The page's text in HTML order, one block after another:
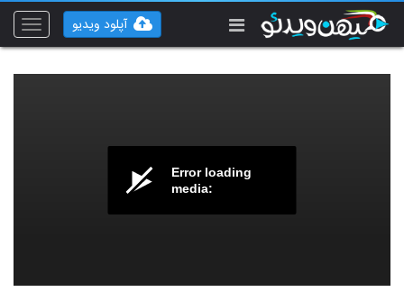
Toggle
آپلود ویدیو
Error loading
media: